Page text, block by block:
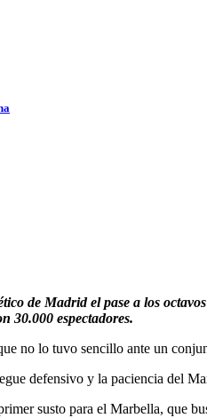
de Madrid el pase a los
30.000 espectadores.
no lo tuvo sencillo ante un
defensivo y la paciencia del
susto para el Marbella, que